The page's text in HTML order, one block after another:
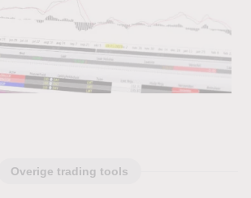
Overige trading tools